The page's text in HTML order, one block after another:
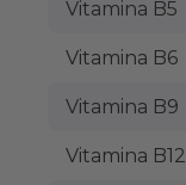
Vitamina B5
Vitamina B6
Vitamina B9
Vitamina B12